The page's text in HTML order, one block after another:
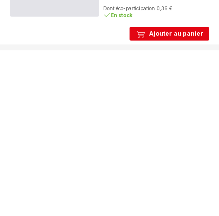
Ajouter au panier
Dont éco-participation 0,36 €
En stock